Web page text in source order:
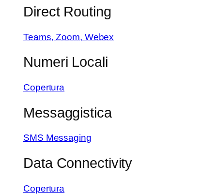
Direct Routing
Teams, Zoom, Webex
Numeri Locali
Copertura
Messaggistica
SMS Messaging
Data Connectivity
Copertura